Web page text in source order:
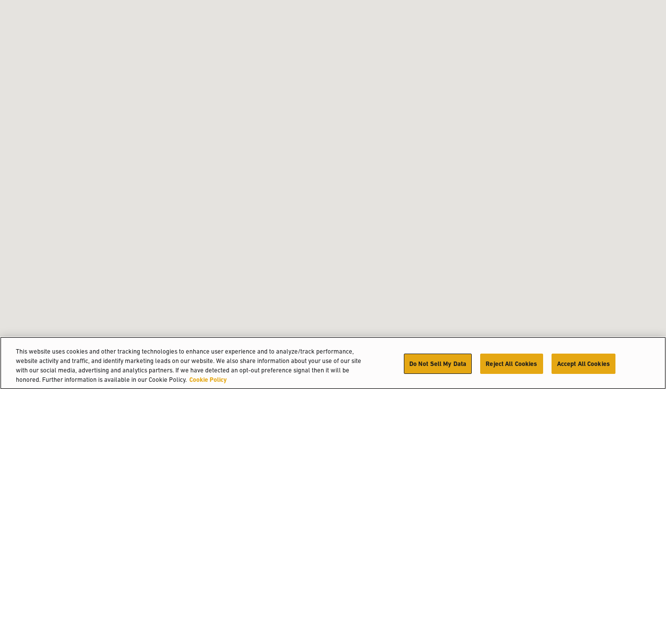
This website uses cookies and other tracking technologies to enhance user experience and to analyze/track performance,
website activity and traffic, and identify marketing leads on our website. We also share information about your use of our site
with our social media, advertising and analytics partners. If we have detected an opt-out preference signal then it will be
honored. Further information is available in our Cookie Policy. Cookie Policy
Do Not Sell My Data Reject All Cookies Accept All Cookies